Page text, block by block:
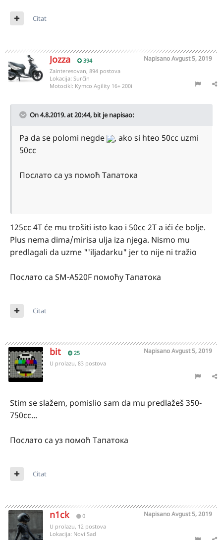
Citat
Jozza 394 NapisanoAvgust 5, 2019
Zainteresovan, 894 postova
Lokacija: Surčin
Motocikl: Kymco Agility 16+ 200i
On 4.8.2019. at 20:44, bit je napisao:
Pa da se polomi negde
, ako si hteo 50cc uzmi
50cc
Послато са уз помоћ Тапатока
125cc 4T će mu trošiti isto kao i 50cc 2T a ići će bolje.
Plus nema dima/mirisa ulja iza njega. Nismo mu
predlagali da uzme "'iljadarku" jer to nije ni tražio
Послато са SM-A520F помоћу Тапатока
Citat
bit 25 NapisanoAvgust 5, 2019
U prolazu, 83 postova
Stim se slažem, pomislio sam da mu predlažeš 350-
750cc...
Послато са уз помоћ Тапатока
Citat
n1ck 0 NapisanoAvgust 5, 2019
U prolazu, 12 postova
Lokacija: Novi Sad